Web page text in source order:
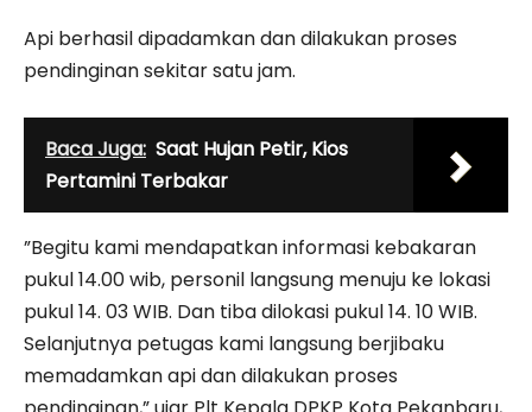
Api berhasil dipadamkan dan dilakukan proses
pendinginan sekitar satu jam.
Baca Juga: Saat Hujan Petir, Kios
Pertamini Terbakar
”Begitu kami mendapatkan informasi kebakaran
pukul 14.00 wib, personil langsung menuju ke lokasi
pukul 14. 03 WIB. Dan tiba dilokasi pukul 14. 10 WIB.
Selanjutnya petugas kami langsung berjibaku
memadamkan api dan dilakukan proses